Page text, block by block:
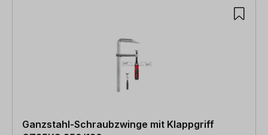
Ganzstahl-Schraubzwinge mit Klappgriff